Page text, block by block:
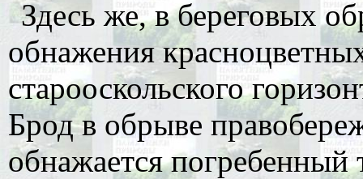
Здесь же, в береговых
обнажения
старооскольского
Брод в обрыве
обнажается